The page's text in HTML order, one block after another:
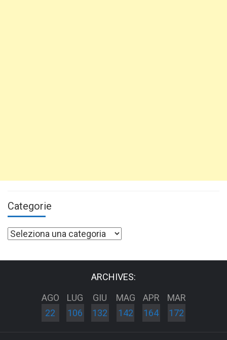
Categorie
Categorie
ARCHIVES:
AGO
22
LUG
106
GIU
132
MAG
142
APR
164
MAR
172